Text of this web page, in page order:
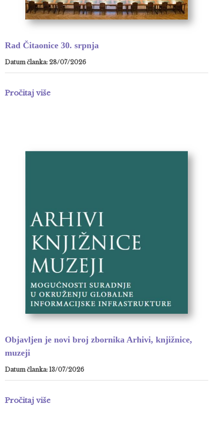
Rad Čitaonice 30. srpnja
Datum članka: 28/07/2026
Pročitaj više
Objavljen je novi broj zbornika Arhivi, knjižnice,
muzeji
Datum članka: 13/07/2026
Pročitaj više